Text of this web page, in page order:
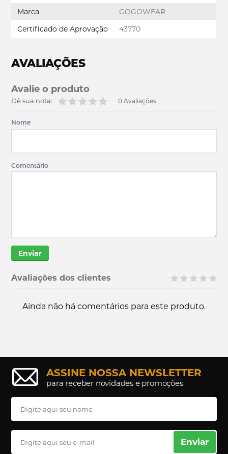
Marca
GOGOWEAR
Certificado de Aprovação
43770
AVALIAÇÕES
Avalie o produto
0 Avaliações
Dê sua nota:
Nome
Comentário
Enviar
Avaliações dos clientes
Ainda não há comentários para este produto.
ASSINE NOSSA NEWSLETTER
para receber novidades e promoções
Enviar